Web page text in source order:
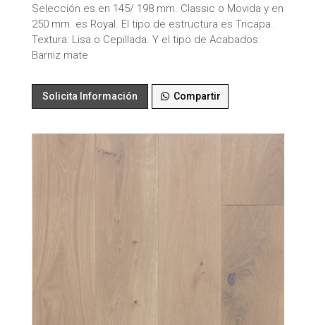
Selección es en 145/ 198 mm. Classic o Movida y en
250 mm. es Royal. El tipo de estructura es Tricapa.
Textura: Lisa o Cepillada. Y el tipo de Acabados:
Barniz mate
Solicita Información Compartir